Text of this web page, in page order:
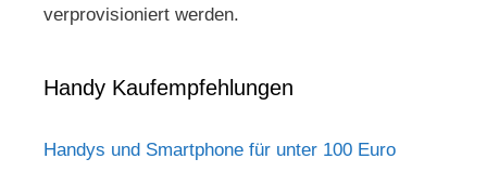
verprovisioniert werden.
Handy Kaufempfehlungen
Handys und Smartphone für unter 100 Euro